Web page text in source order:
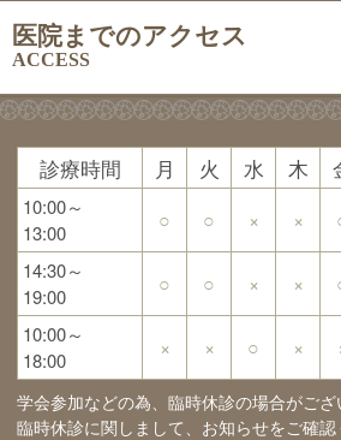
医院までのアクセス
ACCESS
診療時間 月 火 水 木
10:00～
13:00
○ ○ × ×
14:30～
19:00
○ ○ × ×
10:00～
18:00
× × ○ ×
学会参加などの為、臨時休診の場合がござ
臨時休診に関しまして、お知らせをご確認